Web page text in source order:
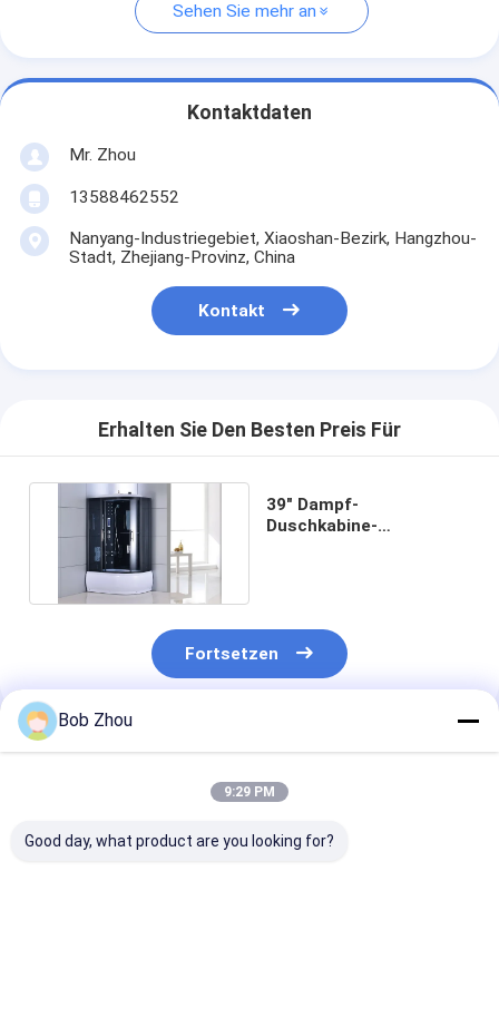
Sehen Sie mehr an
Kontaktdaten
Mr. Zhou
13588462552
Nanyang-Industriegebiet, Xiaoshan-Bezirk, Hangzhou-
Stadt, Zhejiang-Provinz, China
Kontakt
Erhalten Sie Den Besten Preis Für
39" Dampf-
Duschkabine-
Fortsetzen
Empfohlene Produkte
Bob Zhou
9:29 PM
Good day, what product are you looking for?